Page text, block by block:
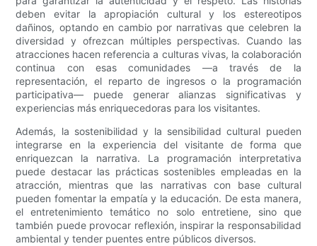
deben evitar la apropiación cultural y los estereotipos
dañinos, optando en cambio por narrativas que celebren la
diversidad y ofrezcan múltiples perspectivas. Cuando las
atracciones hacen referencia a culturas vivas, la colaboración
continua con esas comunidades —a través de la
representación, el reparto de ingresos o la programación
participativa— puede generar alianzas significativas y
experiencias más enriquecedoras para los visitantes.
Además, la sostenibilidad y la sensibilidad cultural pueden
integrarse en la experiencia del visitante de forma que
enriquezcan la narrativa. La programación interpretativa
puede destacar las prácticas sostenibles empleadas en la
atracción, mientras que las narrativas con base cultural
pueden fomentar la empatía y la educación. De esta manera,
el entretenimiento temático no solo entretiene, sino que
también puede provocar reflexión, inspirar la responsabilidad
ambiental y tender puentes entre públicos diversos.